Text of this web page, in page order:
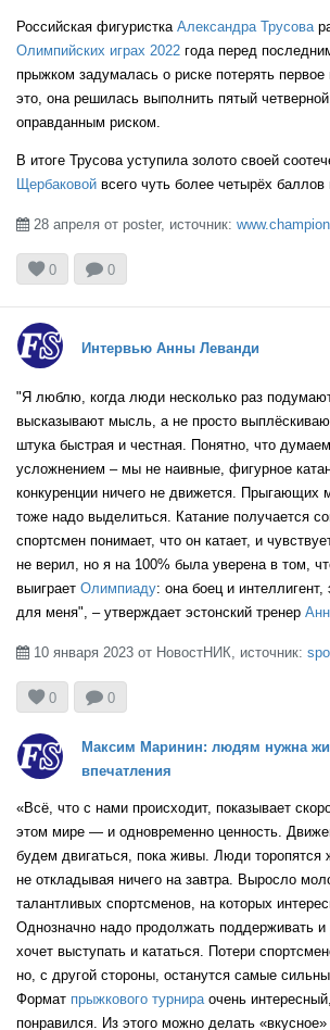
ROC
ROC
ROC
CHN
USA
JPN
USA
CAN
ESP
CAN
Российская фигуристка Александра Трусова
Олимпийских играх 2022 года перед
прыжком задумалась о риске потерять
это, она решилась выполнить пятый
оправданным риском.
В итоге Трусова уступила золото своей
Щербаковой всего чуть более четырёх
 28 апреля от poster, источник:
0  0
Интервью Анны Леванди
"Я люблю, когда люди несколько раз
высказывают мысль, а не просто
штука быстрая и честная. Понятно, что
усложнением – мы не наивные, фигурное
конкуренции ничего не движется. Прыгающих
тоже надо выделиться. Катание получается
спортсмен понимает, что он катает, и
не верил, но я на 100% была уверена в том,
выиграет Олимпиаду: она боец и
для меня", – утверждает эстонский тренер
 10 января 2023 от НовостНИК, источник:
0  0
Максим Маринин: людям нужна
впечатления
«Всё, что с нами происходит, показывает
этом мире — и одновременно ценность.
будем двигаться, пока живы. Люди торопятся
не откладывая ничего на завтра. Выросло
талантливых спортсменов, на которых
Однозначно надо продолжать поддерживать и
хочет выступать и кататься. Потери
но, с другой стороны, останутся самые
Формат прыжкового турнираочень
понравился. Из этого можно делать